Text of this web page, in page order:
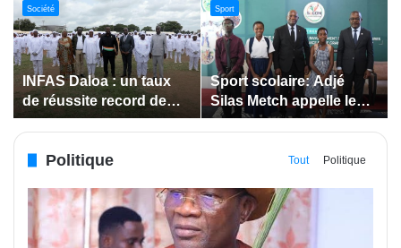
Société
Bodokro : 30 élèves
célébrés à la Journée de
l’Excellence du Lycée
Société
Insertion des jeunes: La
Côte d’Ivoire renforce le
suivi des conventions
Politique Tout Politique